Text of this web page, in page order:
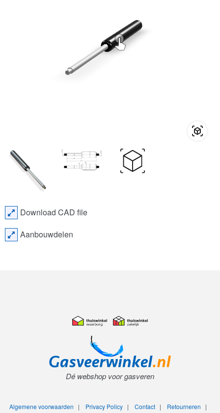
Download CAD file
Aanbouwdelen
Dé webshop voor gasveren
Algemene voorwaarden | Privacy Policy| Contact| Retourneren |